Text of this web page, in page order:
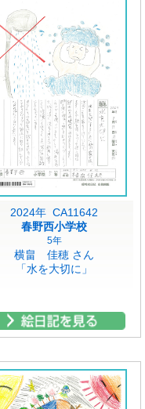
2024年 CA11642
春野西小学校
5年
横畠 佳穂 さん
「水を大切に」